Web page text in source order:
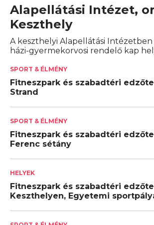
Alapellátási Intézet,
Keszthely
A keszthelyi Alapellátási Intézetben
házi-gyermekorvosi rendelő kap
SPORT & ÉLMÉNY
Fitneszpark és szabadtéri
Strand
SPORT & ÉLMÉNY
Fitneszpark és szabadtéri
Ferenc sétány
HELYEK
Fitneszpark és szabadtéri
Keszthelyen, Egyetemi